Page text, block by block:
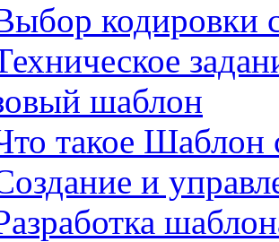
кодировки
шаблон
такое Шаблон
и